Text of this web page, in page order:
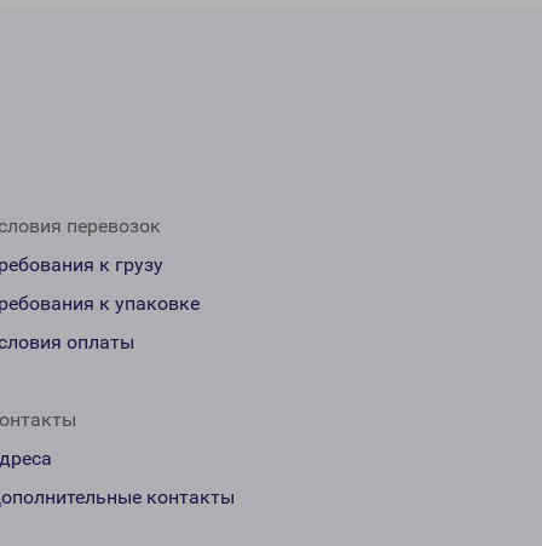
перевозок
к грузу
к упаковке
оплаты
контакты